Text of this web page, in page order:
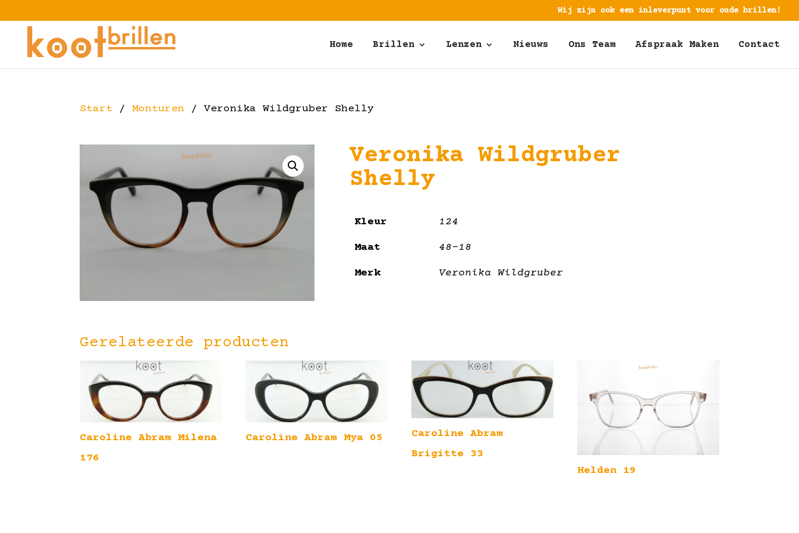
Wij zijn ook een inleverpunt voor oude brillen!
Home Brillen Lenzen Nieuws Ons Team Afspraak Maken Contact
Start /Monturen / Veronika Wildgruber Shelly
Veronika Wildgruber
Shelly
Kleur 124
Maat 48-18
Merk Veronika Wildgruber
Gerelateerde producten
Caroline Abram Milena
176
Caroline Abram Mya 05
Caroline Abram
Brigitte 33
Helden 19